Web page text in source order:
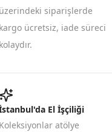
üzerindeki siparişlerde
kargo ücretsiz, iade süreci
kolaydır.
El İşçiliği
Koleksiyonlar atölye